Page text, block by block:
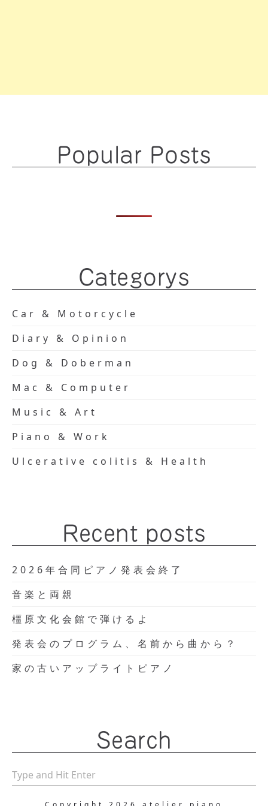
Popular Posts
Categorys
Car & Motorcycle
Diary & Opinion
Dog & Doberman
Mac & Computer
Music & Art
Piano & Work
Ulcerative colitis & Health
Recent posts
2026年合同ピアノ発表会終了
音楽と両親
橿原文化会館で弾けるよ
発表会のプログラム、名前から曲から？
家の古いアップライトピアノ
Search